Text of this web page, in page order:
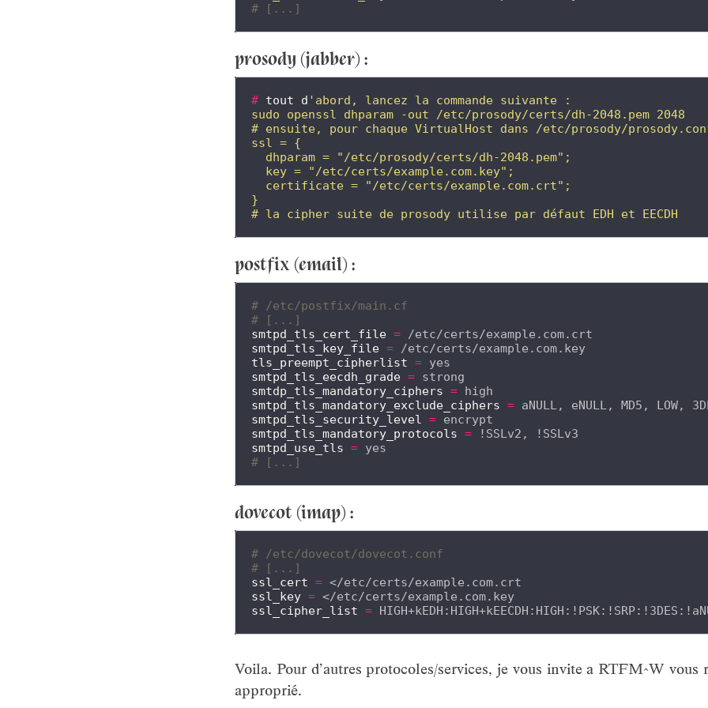
# [...]
prosody (jabber) :
# tout d 'abord, lancez la commande suivante :
sudo openssl dhparam -out /etc/prosody/certs/dh-2048.pem 2048
# ensuite, pour chaque VirtualHost dans /etc/prosody/
ssl = {
  dhparam = "/etc/prosody/certs/dh-2048.pem";
  key = "/etc/certs/example.com.key";
  certificate = "/etc/certs/example.com.crt";
}
# la cipher suite de prosody utilise par défaut EDH et EECDH
postfix (email) :
# /etc/postfix/main.cf
# [...]
smtpd_tls_cert_file =
smtpd_tls_key_file =
tls_preempt_cipherlist =
smtpd_tls_eecdh_grade =
smtdp_tls_mandatory_ciphers =
smtpd_tls_mandatory_exclude_ciphers =
smtpd_tls_security_level =
smtpd_tls_mandatory_protocols =
smtpd_use_tls =
# [...]
dovecot (imap) :
# /etc/dovecot/dovecot.conf
# [...]
ssl_cert =
ssl_key =
ssl_cipher_list =
Voila. Pour d’autres protocoles/services, je vous invite a RTFM^W vous
approprié.